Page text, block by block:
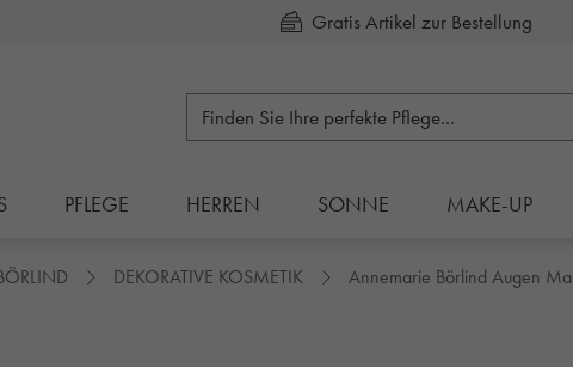
Kauf auf Rechnung
PFLEGE HERREN SONNE MAKE-UP
DEKORATIVE KOSMETIK Annemarie Börlind Augen